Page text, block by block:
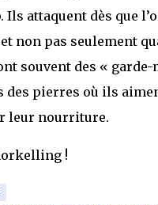
Ils attaquent dès que
non pas seulement
souvent des « garde-
des pierres où ils
leur nourriture.
!